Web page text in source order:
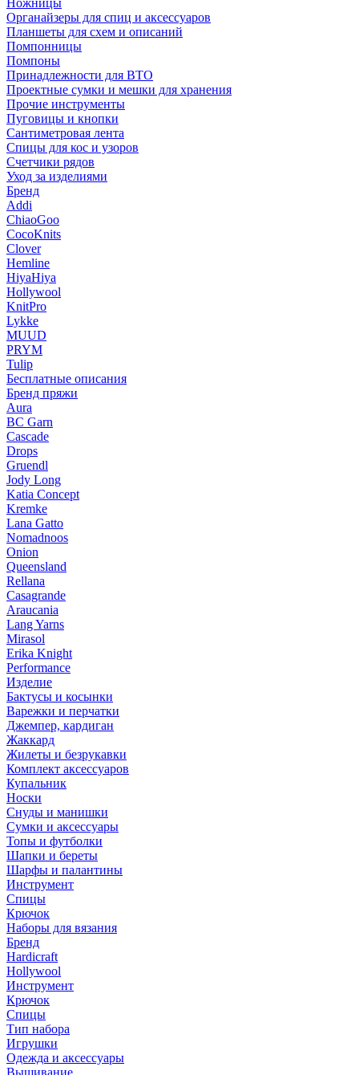
Ножницы
Органайзеры для спиц и аксессуаров
Планшеты для схем и описаний
Помпонницы
Помпоны
Принадлежности для ВТО
Проектные сумки и мешки для хранения
Прочие инструменты
Пуговицы и кнопки
Сантиметровая лента
Спицы для кос и узоров
Счетчики рядов
Уход за изделиями
Бренд
Addi
ChiaoGoo
CocoKnits
Clover
Hemline
HiyaHiya
Hollywool
KnitPro
Lykke
MUUD
PRYM
Tulip
Бесплатные описания
Бренд пряжи
Aura
BC Garn
Cascade
Drops
Gruendl
Jody Long
Katia Concept
Kremke
Lana Gatto
Nomadnoos
Onion
Queensland
Rellana
Casagrande
Araucania
Lang Yarns
Mirasol
Erika Knight
Performance
Изделие
Бактусы и косынки
Варежки и перчатки
Джемпер, кардиган
Жаккард
Жилеты и безрукавки
Комплект аксессуаров
Купальник
Носки
Снуды и манишки
Сумки и аксессуары
Топы и футболки
Шапки и береты
Шарфы и палантины
Инструмент
Спицы
Крючок
Наборы для вязания
Бренд
Hardicraft
Hollywool
Инструмент
Крючок
Спицы
Тип набора
Игрушки
Одежда и аксессуары
Вышивание